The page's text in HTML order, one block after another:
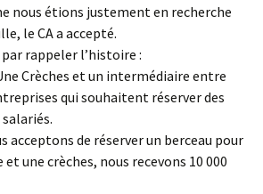
nous étions justement en recherche
le CA a accepté.
rappeler l’histoire :
Crèches et un intermédiaire entre
qui souhaitent réserver des
acceptons de réserver un berceau pour
une crèches, nous recevons 10 000